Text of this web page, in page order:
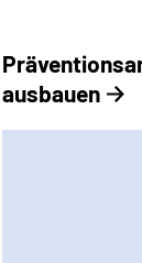
ausbauen